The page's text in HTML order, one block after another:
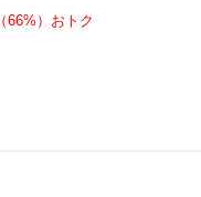
66%）おトク